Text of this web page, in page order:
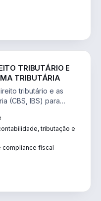
TRIBUTÁRIO E
TRIBUTÁRIA
tributário e as
(CBS, IBS) para
tributação e
compliance fiscal